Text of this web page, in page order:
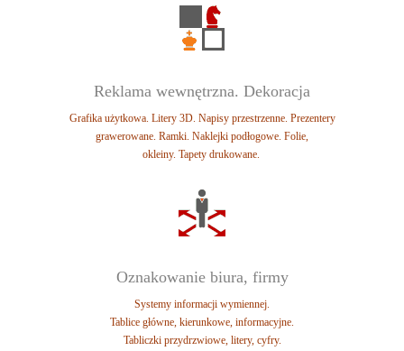
Reklama wewnętrzna. Dekoracja
Grafika użytkowa. Litery 3D. Napisy przestrzenne. Prezentery
grawerowane. Ramki. Naklejki podłogowe. Folie,
okleiny. Tapety drukowane.
Oznakowanie biura, firmy
Systemy informacji wymiennej.
Tablice główne, kierunkowe, informacyjne.
Tabliczki przydrzwiowe, litery, cyfry.